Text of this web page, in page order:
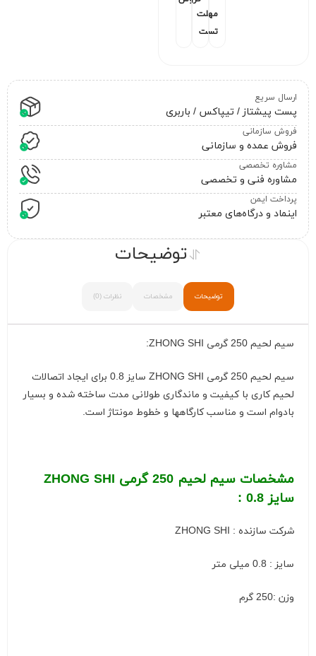
مهلت
تست
ارسال سریع
پست پیشتاز / تیپاکس / باربری
فروش سازمانی
فروش عمده و سازمانی
مشاوره تخصصی
مشاوره فنی و تخصصی
پرداخت ایمن
اینماد و درگاه‌های معتبر
توضیحات مشخصات نظرات (0)
توضیحات
سیم لحیم 250 گرمی ZHONG SHI:
سیم لحیم 250 گرمی ZHONG SHI سایز 0.8 برای ایجاد
اتصالات
لحیم کاری با کیفیت و ماندگاری طولانی مدت ساخته شده و بسیار
بادوام است و مناسب کارگاهها و خطوط مونتاژ است.
مشخصات سیم لحیم 250 گرمی ZHONG SHI
سایز 0.8 :
شرکت سازنده : ZHONG SHI
سایز : 0.8 میلی متر
وزن :250 گرم